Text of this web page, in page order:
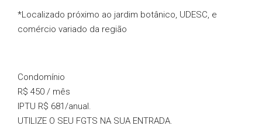
*Localizado próximo ao jardim botânico, UDESC, e
comércio variado da região
Condomínio
R$ 450 / mês
IPTU R$ 681/anual.
UTILIZE O SEU FGTS NA SUA ENTRADA.